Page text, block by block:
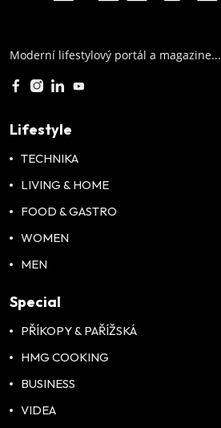
Moderní lifestylový portál a magazine...
Lifestyle
TECHNIKA
LIVING & HOME
FOOD & GASTRO
WOMEN
MEN
Special
PŘÍKOPY & PAŘÍŽSKÁ
HMG COOKING
BUSINESS
VIDEA